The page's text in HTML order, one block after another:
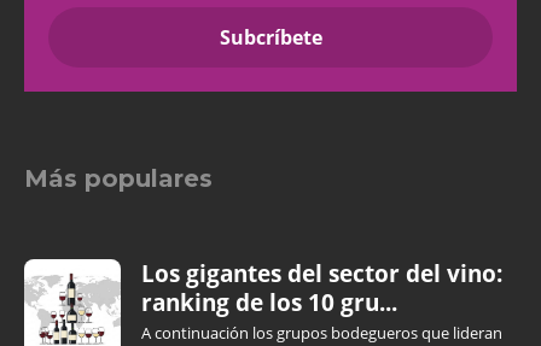
Más populares
Los gigantes del sector del vino:
ranking de los 10 gru...
A continuación los grupos bodegueros que lideran